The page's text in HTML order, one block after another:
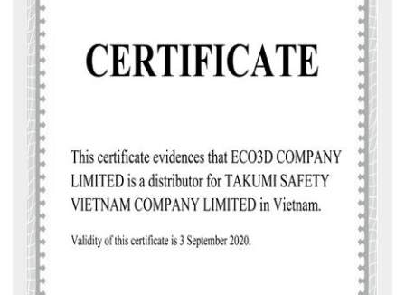
khỏi dầu và các chất lỏng gây ô nhiễm khác trong môi trường
làm việc với các tính năng nổi bật như sau: